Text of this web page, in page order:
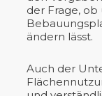
der Frage, ob
ändern lässt.
Auch der